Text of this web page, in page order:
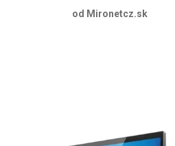
od Mironetcz.sk